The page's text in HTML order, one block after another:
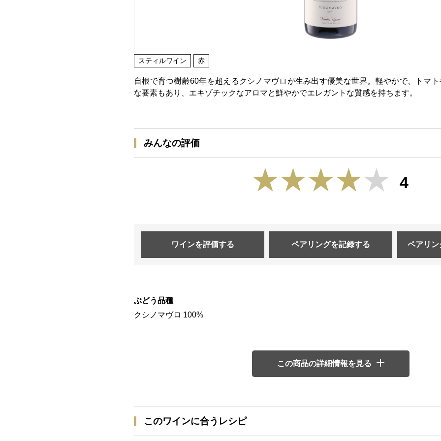
スティルワイン 赤
自根で育つ樹齢60年を超えるクシノマヴロが生み出す優美な世界。軽やかで、トマ
な要素もあり、エキゾチックなアロマと鮮やかでエレガントな質感を持ちます。
みんなの評価
4
ワインを評価する ペアリングを記録する ペアリン
ぶどう品種
クシノマヴロ 100%
この商品の詳細情報を見る
このワインに合うレシピ